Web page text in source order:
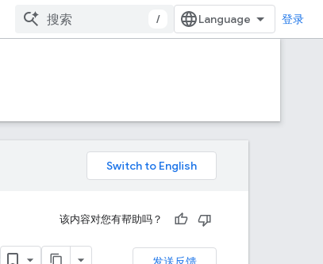
/ 登录
该内容对您有帮助吗？